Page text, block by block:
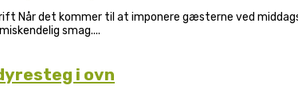
Når det kommer til at imponere gæsterne ved
smag....
i ovn